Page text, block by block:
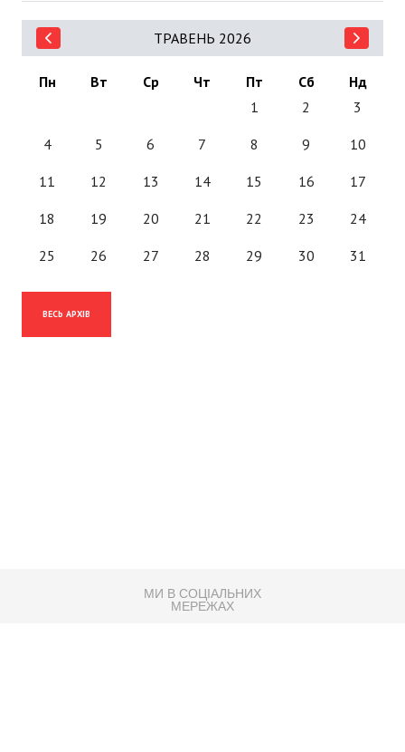
ТРАВЕНЬ 2026
Пн Вт Ср Чт Пт Сб
Нд
1
2 3
4 5 6 7 8 9 10
11 12 13 14 15 16 17
18 19 20 21 22 23 24
25 26 27 28 29 30 31
ВЕСЬ АРХІВ
МИ В СОЦІАЛЬНИХ
МЕРЕЖАХ